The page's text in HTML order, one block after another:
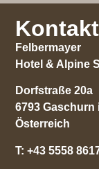
Kontakt
Felbermayer
Hotel & Alpine
Dorfstraße 20a
6793 Gaschurn
Österreich
T:+43 5558